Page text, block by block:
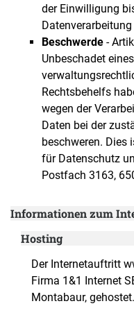
der Einwilligung
Beschwerde -
Unbeschadet
Rechtsbehelfs
wegen der
Daten bei der
beschweren. Dies
für Datenschutz
Postfach 3163,
Informationen zum
Hosting
Der Internetauftritt
Firma 1&1 Internet
Montabaur, gehostet.